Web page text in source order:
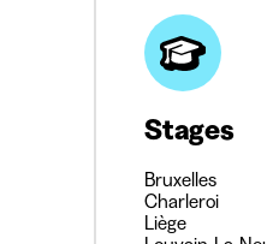
Stages
Bruxelles
Charleroi
Liège